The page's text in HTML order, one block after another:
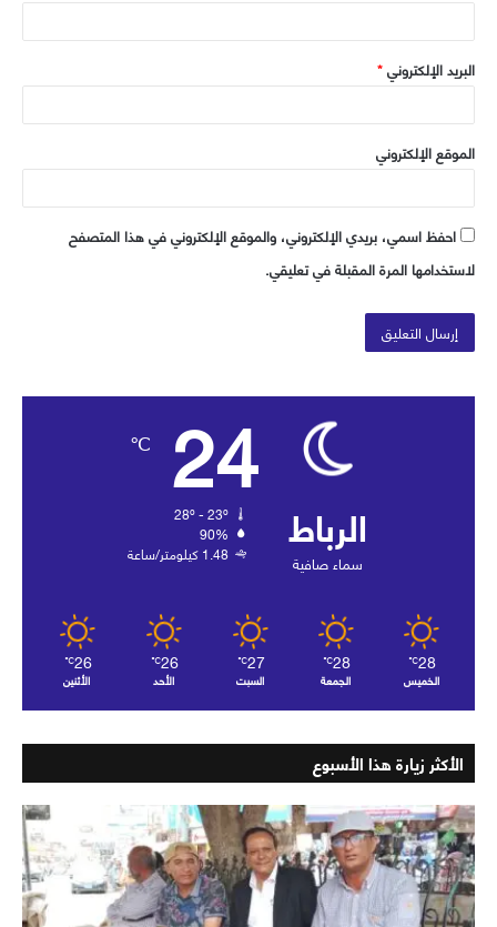
البريد الإلكتروني*
الموقع الإلكتروني
احفظ اسمي، بريدي الإلكتروني، والموقع الإلكتروني في هذا المتصفح
لاستخدامها المرة المقبلة في تعليقي.
الرباط
سماء صافية
24
℃
90%
1.48 كيلومتر/ساعة
28
℃
الخميس
28
℃
الجمعة
27
℃
السبت
26
℃
الأحد
26
℃
الأثنين
الأكثر زيارة هذا الأسبوع